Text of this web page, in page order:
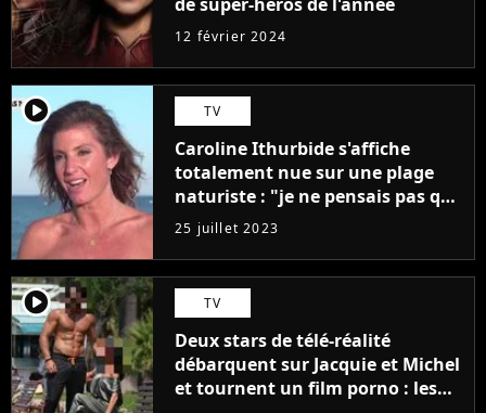
12 février 2024
player2 TV
Caroline Ithurbide s'affiche
totalement nue sur une plage
naturiste : "je ne pensais pas que
j'arriverais à le faire..."
25 juillet 2023
player2 TV
Deux stars de télé-réalité
débarquent sur Jacquie et Michel
et tournent un film porno : les